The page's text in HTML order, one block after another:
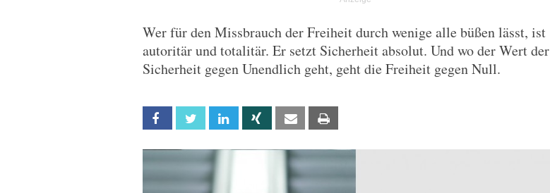
Wer für den Missbrauch der Freiheit durch wenige alle büßen lässt, ist
autoritär und totalitär. Er setzt Sicherheit absolut. Und wo der Wert der
Sicherheit gegen Unendlich geht, geht die Freiheit gegen Null.
Facebook Twitter Linkedin Xing Email